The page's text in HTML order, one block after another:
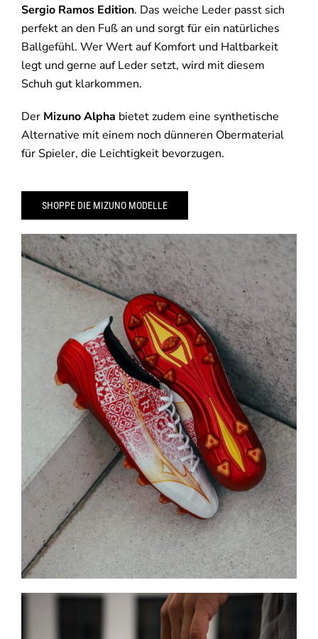
Sergio Ramos Edition. Das weiche Leder passt sich
perfekt an den Fuß an und sorgt für ein natürliches
Ballgefühl. Wer Wert auf Komfort und Haltbarkeit
legt und gerne auf Leder setzt, wird mit diesem
Schuh gut klarkommen.
Der Mizuno Alpha bietet zudem eine synthetische
Alternative mit einem noch dünneren Obermaterial
für Spieler, die Leichtigkeit bevorzugen.
SHOPPE DIE MIZUNO MODELLE